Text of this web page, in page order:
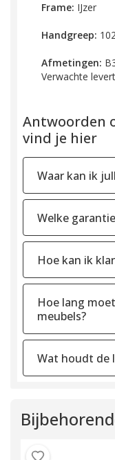
Frame: IJzer
Handgreep:
Afmetingen:
Verwachte
Antwoorden
vind je hier
Waar kan ik
Welke
Hoe kan ik
Hoe lang
meubels?
Wat houdt de